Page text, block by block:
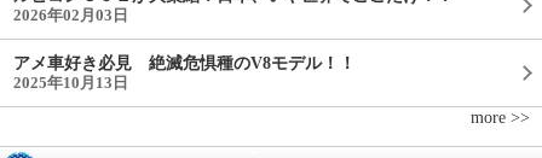
2026年02月03日
アメ車好き必見 絶滅危惧種のV8モデル！！
2025年10月13日
more >>